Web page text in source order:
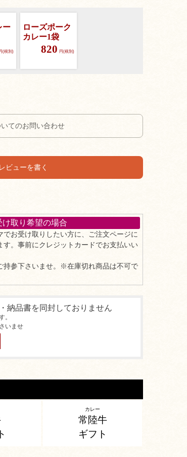
ー
(税別)
ローズポーク
カレー1袋
820 円(税別)
てのお問い合わせ
レビューを書く
け取り希望の場合
お受け取りしたい方に、ご注文ページに
。事前にクレジットカードでお支払いい
参下さいませ。※在庫切れ商品は不可で
納品書を同封しておりません
。
いませ
カレー
常陸牛
ギフト